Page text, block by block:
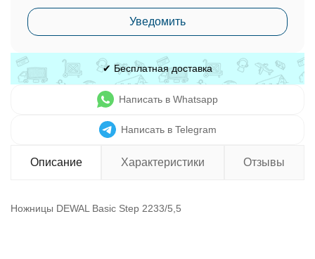
Уведомить
✔ Бесплатная доставка
Написать в Whatsapp
Написать в Telegram
Описание Характеристики Отзывы
Ножницы DEWAL Basic Step 2233/5,5